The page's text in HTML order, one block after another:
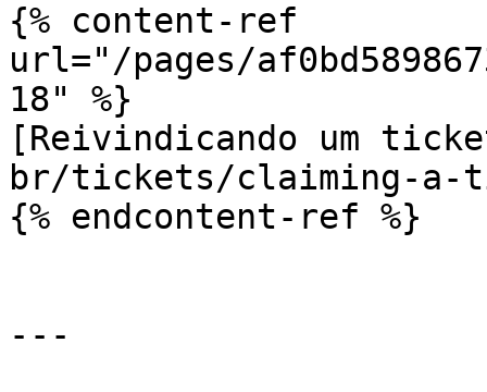
{% content-ref
url="/pages/
18" %}
[Reivindicando um
br/tickets/claiming-a-
{% endcontent-ref %}
---